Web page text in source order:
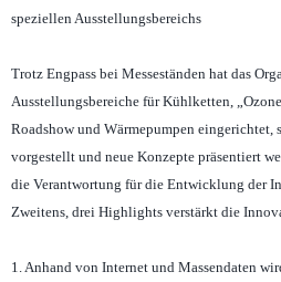
speziellen Ausstellungsbereichs
Trotz Engpass bei Messeständen hat das
Ausstellungsbereiche für Kühlketten,
Roadshow und Wärmepumpen eingerichtet,
vorgestellt und neue Konzepte präsentiert
die Verantwortung für die Entwicklung der
Zweitens, drei Highlights verstärkt die
1. Anhand von Internet und Massendaten